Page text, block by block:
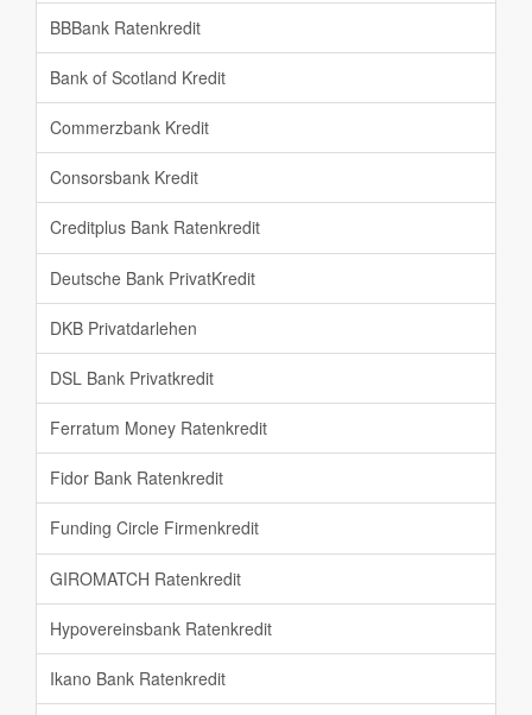
BBBank Ratenkredit
Bank of Scotland Kredit
Commerzbank Kredit
Consorsbank Kredit
Creditplus Bank Ratenkredit
Deutsche Bank PrivatKredit
DKB Privatdarlehen
DSL Bank Privatkredit
Ferratum Money Ratenkredit
Fidor Bank Ratenkredit
Funding Circle Firmenkredit
GIROMATCH Ratenkredit
Hypovereinsbank Ratenkredit
Ikano Bank Ratenkredit